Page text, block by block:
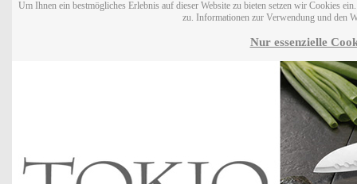
Um Ihnen ein bestmögliches Erlebnis auf dieser Website zu bieten setzen wir Cookies
zu. Informationen zur Verwendung und den
Nur essenzielle